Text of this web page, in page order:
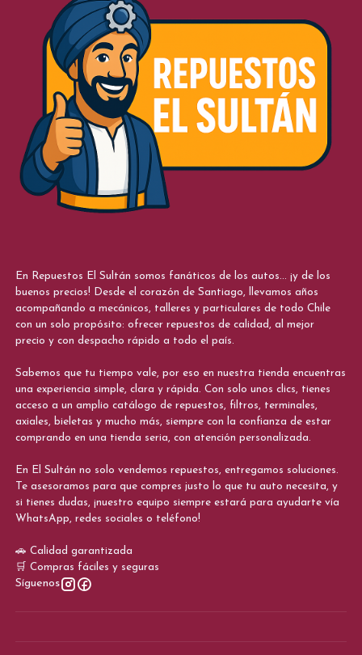
En Repuestos El Sultán somos fanáticos de los autos... ¡y de los
buenos precios! Desde el corazón de Santiago, llevamos años
acompañando a mecánicos, talleres y particulares de todo Chile
con un solo propósito: ofrecer repuestos de calidad, al mejor
precio y con despacho rápido a todo el país.
Sabemos que tu tiempo vale, por eso en nuestra tienda encuentras
una experiencia simple, clara y rápida. Con solo unos clics, tienes
acceso a un amplio catálogo de repuestos, filtros, terminales,
axiales, bieletas y mucho más, siempre con la confianza de estar
comprando en una tienda seria, con atención personalizada.
En El Sultán no solo vendemos repuestos, entregamos soluciones.
Te asesoramos para que compres justo lo que tu auto necesita, y
si tienes dudas, ¡nuestro equipo siempre estará para ayudarte vía
WhatsApp, redes sociales o teléfono!
🚗 Calidad garantizada
🛒 Compras fáciles y seguras
Síguenos